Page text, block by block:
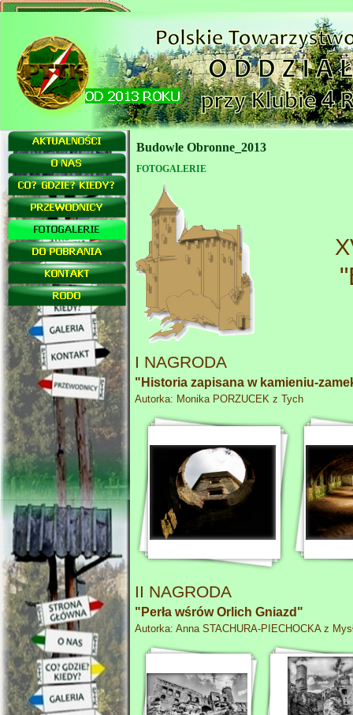
Budowle Obronne_2013
FOTOGALERIE
I NAGRODA
"Historia zapisana w kamieniu-
Autorka: Monika PORZUCEK z Tych
II NAGRODA
"Perła wśrów Orlich Gniazd"
Autorka: Anna STACHURA-PIECHOCKA z